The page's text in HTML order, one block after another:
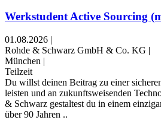
Werkstudent Active Sourcing
01.08.2026 |
Rohde & Schwarz GmbH & Co. KG |
München |
Teilzeit
Du willst deinen Beitrag zu einer
leisten und an zukunftsweisenden
& Schwarz gestaltest du in einem
über 90 Jahren ..